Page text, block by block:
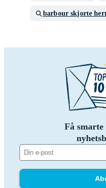
barbour skjorte
Få